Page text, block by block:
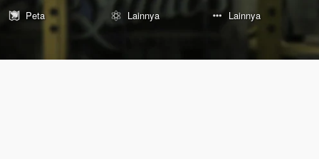
Peta
Lainnya Lainnya